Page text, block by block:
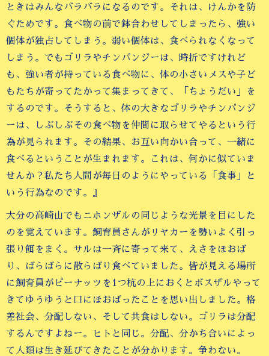
ときはみんなバラバラになるのです。それは、けんかを防
ぐためです。食べ物の前で鉢合わせしてしまったら、強い
個体が独占してしまう。弱い個体は、食べられなくなって
しまう。でもゴリラやチンパンジーは、時折ですけれど
も、強い者が持っている食べ物に、体の小さいメスや子ど
もたちが寄ってたかって集まってきて、「ちょうだい」を
するのです。そうすると、体の大きなゴリラやチンパンジ
ーは、しぶしぶその食べ物を仲間に取らせてやるという行
為が見られます。その結果、お互い向かい合って、一緒に
食べるということが生まれます。これは、何かに似ていま
せんか？私たち人間が毎日のようにやっている「食事」と
いう行為なのです。』
大分の高崎山でもニホンザルの同じような光景を目にした
のを覚えています。飼育員さんがリヤカーを勢いよく引っ
張り餌をまく。サルは一斉に寄って来て、えさをほおば
り、ばらばらに散らばり食べていました。皆が見える場所
に飼育員がピーナッツを1つ杭の上におくとボスザルやって
きてゆうゆうと口にほおばったことを思い出しました。格
差社会、分配しない、そして共食はしない。ゴリラは分配
するんですよねー。ヒトと同じ。分配、分かち合いによっ
て人類は生き延びてきたことが分かります。争わない。